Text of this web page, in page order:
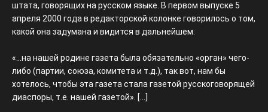
штата, говорящих на русском языке. В первом выпуске 5
апреля 2000 года в редакторской колонке говорилось о том,
какой она задумана и видится в дальнейшем:
«...на нашей родине газета была обязательно «орган» чего-
либо (партии, союза, комитета и т.д.), так вот, нам бы
хотелось, чтобы эта газета стала газетой русскоговорящей
диаспоры, т.е. нашей газетой». [...]